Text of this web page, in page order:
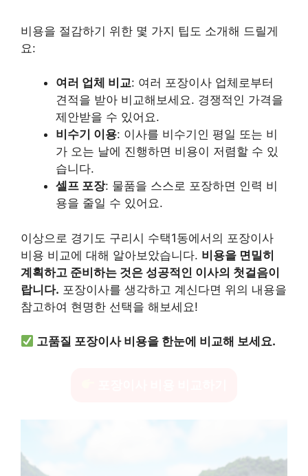
비용을 절감하기 위한 몇 가지 팁도 소개해 드릴게
요:
여러 업체 비교: 여러 포장이사 업체로부터
견적을 받아 비교해보세요. 경쟁적인 가격을
제안받을 수 있어요.
비수기 이용: 이사를 비수기인 평일 또는 비
가 오는 날에 진행하면 비용이 저렴할 수 있
습니다.
셀프 포장: 물품을 스스로 포장하면 인력 비
용을 줄일 수 있어요.
이상으로 경기도 구리시 수택1동에서의 포장이사
비용 비교에 대해 알아보았습니다. 비용을 면밀히
계획하고 준비하는 것은 성공적인 이사의 첫걸음이
랍니다. 포장이사를 생각하고 계신다면 위의 내용을
참고하여 현명한 선택을 해보세요!
고품질 포장이사 비용을 한눈에 비교해 보세요.